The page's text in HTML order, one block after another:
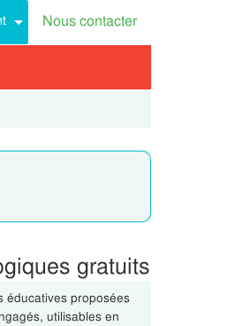
Nous contacter
gratuits
éducatives proposées
utilisables en